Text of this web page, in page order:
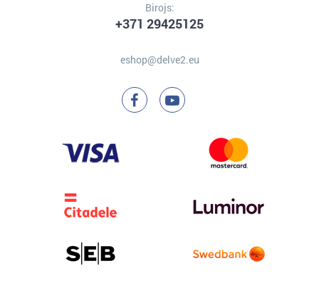
Birojs:
+371 29425125
eshop@delve2.eu